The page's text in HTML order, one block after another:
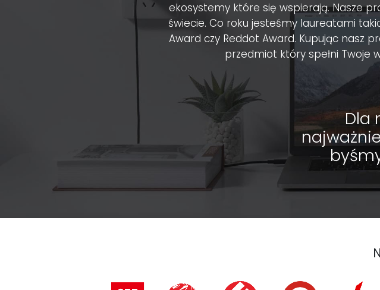
ekosystemy które się wspierają. Nasze
świecie. Co roku jesteśmy laureatami
Award czy Reddot Award. Kupując nasz
przedmiot który spełni Twoje
Dla